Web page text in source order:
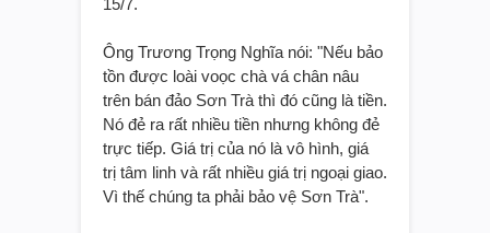
Ông Trương Trọng Nghĩa nói: "Nếu bảo
tồn được loài voọc chà vá chân nâu
trên bán đảo Sơn Trà thì đó cũng là tiền.
Nó đẻ ra rất nhiều tiền nhưng không đẻ
trực tiếp. Giá trị của nó là vô hình, giá
trị tâm linh và rất nhiều giá trị ngoại giao.
Vì thế chúng ta phải bảo vệ Sơn Trà".